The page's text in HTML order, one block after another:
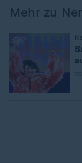
Mehr zu